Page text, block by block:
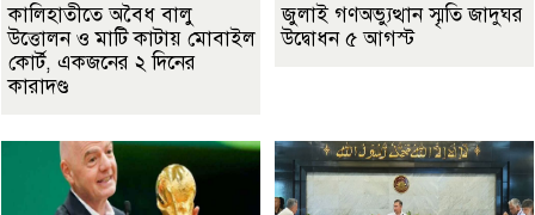
কালিহাতীতে অবৈধ বালু
উত্তোলন ও মাটি কাটায় মোবাইল
কোর্ট, একজনের ২ দিনের
কারাদণ্ড
জুলাই গণঅভ্যুত্থান স্মৃতি জাদুঘর
উদ্বোধন ৫ আগস্ট